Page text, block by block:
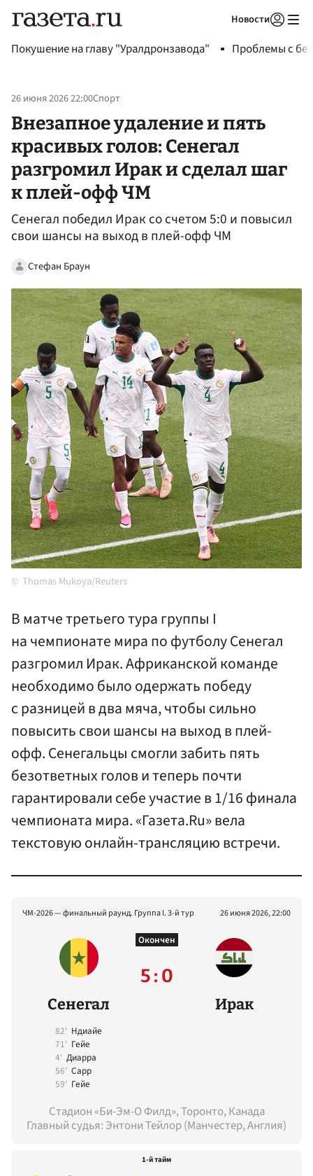
Новости
Покушение на главу "Уралдронзавода" Проблемы с
26 июня 2026 22:00Спорт
Внезапное удаление и пять
красивых голов: Сенегал
разгромил Ирак и сделал шаг
к плей-офф ЧМ
Сенегал победил Ирак со счетом 5:0 и повысил
свои шансы на выход в плей-офф ЧМ
Стефан Браун
Thomas Mukoya/Reuters
В матче третьего тура группы I
на чемпионате мира по футболу Сенегал
разгромил Ирак. Африканской команде
необходимо было одержать победу
с разницей в два мяча, чтобы сильно
повысить свои шансы на выход в плей-
офф. Сенегальцы смогли забить пять
безответных голов и теперь почти
гарантировали себе участие в 1/16 финала
чемпионата мира. «Газета.Ru» вела
текстовую онлайн-трансляцию встречи.
ЧМ-2026 — финальный раунд. Группа I. 3-й тур 26 июня 2026, 22:00
Сенегал
82' Ндиайе
71' Гейе
4' Диарра
56' Сарр
59' Гейе
Окончен
5 : 0
Ирак
Стадион «Би-Эм-О Филд», Торонто, Канада
Главный судья: Энтони Тейлор (Манчестер, Англия)
1-й тайм